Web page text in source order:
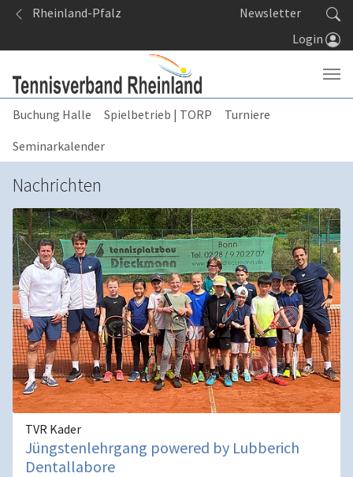
Springe zum Seiteninhalt
Rheinland-Pfalz
Newsletter
Login
Buchung Halle Spielbetrieb | TORP
Turniere
Seminarkalender
Nachrichten
TVR Kader
Jüngstenlehrgang powered by Lubberich
Dentallabore